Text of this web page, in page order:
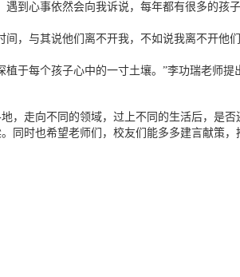
到心事依然会向我诉说，每年都有很多的孩子
，与其说他们离不开我，不如说我离不开他
于每个孩子心中的一寸土壤。”李功瑞老师提
，走向不同的领域，过上不同的生活后，是否
同时也希望老师们，校友们能多多建言献策，